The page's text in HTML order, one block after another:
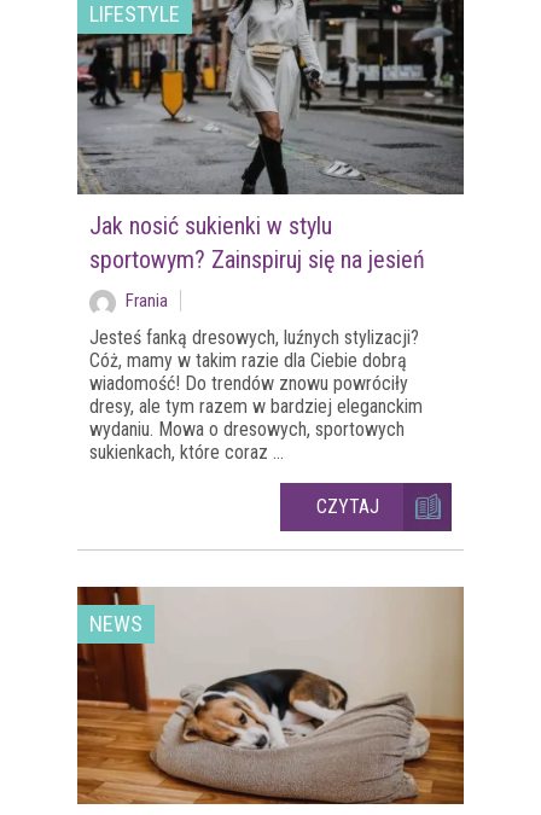
LIFESTYLE
Jak nosić sukienki w stylu
sportowym? Zainspiruj się na jesień
Frania
Jesteś fanką dresowych, luźnych stylizacji?
Cóż, mamy w takim razie dla Ciebie dobrą
wiadomość! Do trendów znowu powróciły
dresy, ale tym razem w bardziej eleganckim
wydaniu. Mowa o dresowych, sportowych
sukienkach, które coraz ...
CZYTAJ
NEWS